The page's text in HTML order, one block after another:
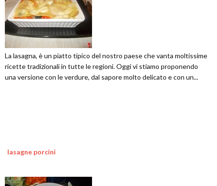
La lasagna, è un piatto tipico del nostro paese che vanta moltissime
ricette tradizionali in tutte le regioni. Oggi vi stiamo proponendo
una versione con le verdure, dal sapore molto delicato e con un...
lasagne porcini